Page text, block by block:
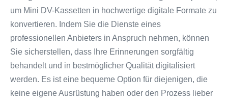
um Mini DV-Kassetten in hochwertige digitale Formate zu
konvertieren. Indem Sie die Dienste eines
professionellen Anbieters in Anspruch nehmen, können
Sie sicherstellen, dass Ihre Erinnerungen sorgfältig
behandelt und in bestmöglicher Qualität digitalisiert
werden. Es ist eine bequeme Option für diejenigen, die
keine eigene Ausrüstung haben oder den Prozess lieber